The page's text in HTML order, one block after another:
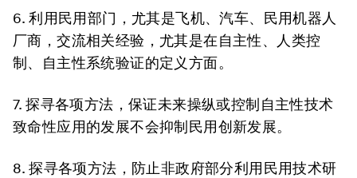
6. 利用民用部门，尤其是飞机、汽车、民用机器人
厂商，交流相关经验，尤其是在自主性、人类控
制、自主性系统验证的定义方面。
7. 探寻各项方法，保证未来操纵或控制自主性技术
致命性应用的发展不会抑制民用创新发展。
8. 探寻各项方法，防止非政府部分利用民用技术研